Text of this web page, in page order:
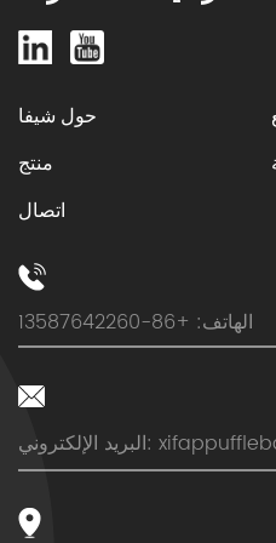
حول شيفا
منتج
اتصال
الهاتف: +86-13587642260
البريد الإلكتروني: